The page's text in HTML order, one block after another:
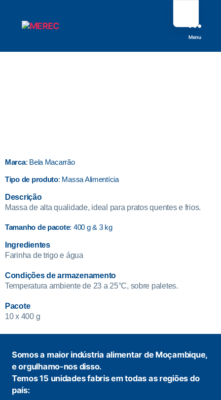
Menu
Marca: Bela Macarrão
Tipo de produto: Massa Alimentícia
Descrição
Massa de alta qualidade, ideal para pratos quentes e frios.
Tamanho de pacote: 400 g & 3 kg
Ingredientes
Farinha de trigo e água
Condições de armazenamento
Temperatura ambiente de 23 a 25°C, sobre paletes.
Pacote
10 x 400 g
Somos a maior indústria alimentar de Moçambique,
e orgulhamo-nos disso.
Temos 15 unidades fabris em todas as regiões do
país: